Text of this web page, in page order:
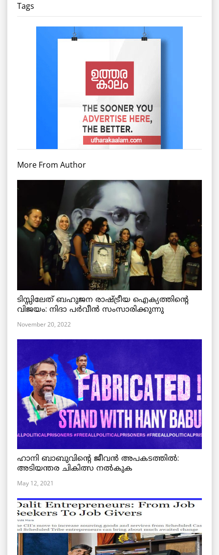
Tags
More From Author
ടിസ്സിലേത് ബഹുജന രാഷ്ട്രീയ ഐക്യത്തിന്റെ
വിജയം: നിദാ പർവീൻ സംസാരിക്കുന്നു
November 20, 2022
ഹാനി ബാബുവിന്റെ ജീവൻ അപകടത്തിൽ:
അടിയന്തര ചികിത്സ നൽകുക
May 12, 2021